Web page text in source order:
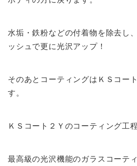
水垢・鉄粉などの付着物を除去し
ッシュで更に光沢アップ！
そのあとコーティングはＫＳコー
す。
ＫＳコート２Ｙのコーティング工
最高級の光沢機能のガラスコーテ